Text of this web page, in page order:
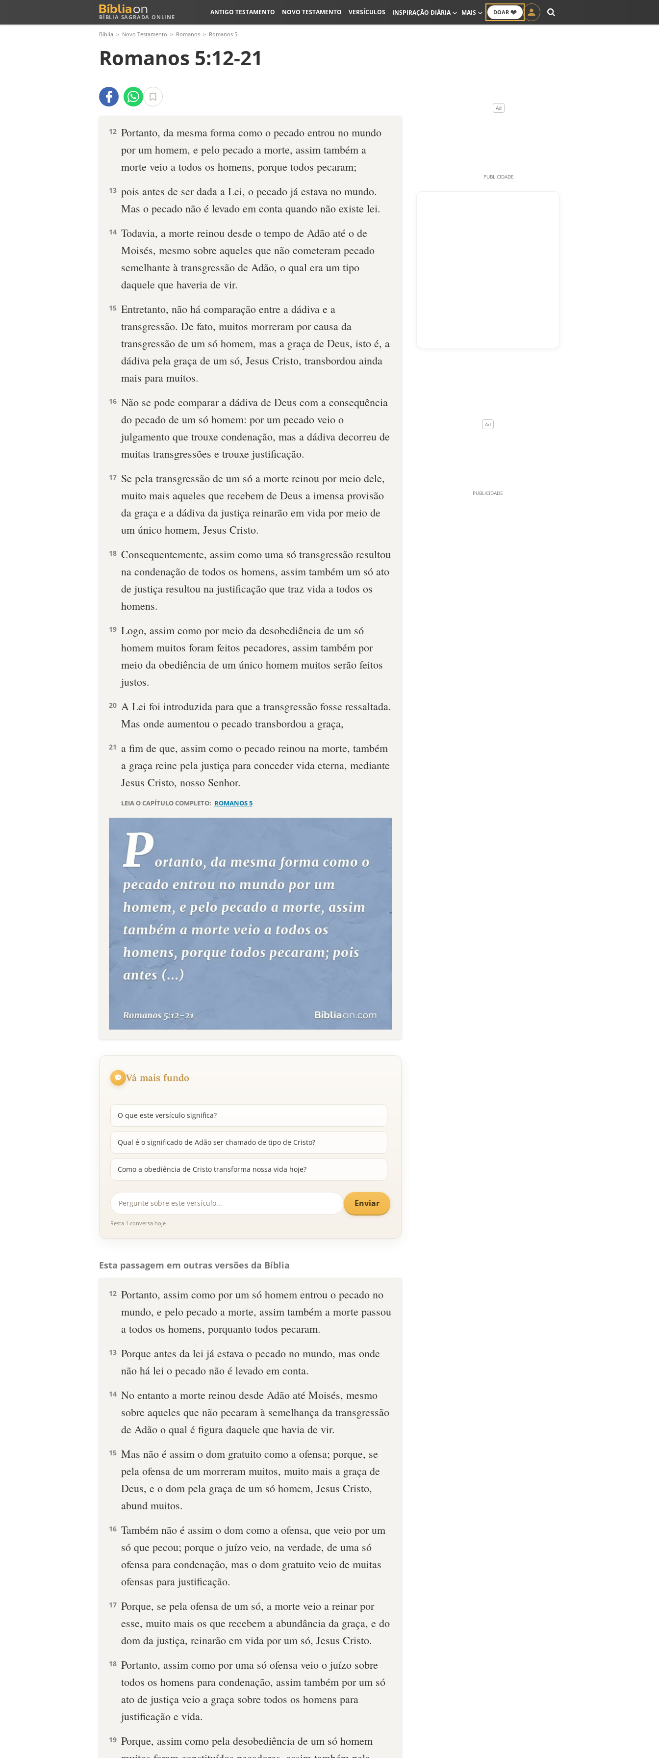
BÍBLIA SAGRADA ONLINE
DOAR ❤️
ANTIGO TESTAMENTO NOVO TESTAMENTO VERSÍCULOS INSPIRAÇÃO DIÁRIA MAIS
Bíblia Novo Testamento Romanos Romanos 5
Romanos 5:12-21
12 Portanto, da mesma forma como o pecado entrou no mundo
por um homem, e pelo pecado a morte, assim também a
morte veio a todos os homens, porque todos pecaram;
13 pois antes de ser dada a Lei, o pecado já estava no mundo.
Mas o pecado não é levado em conta quando não existe lei.
14 Todavia, a morte reinou desde o tempo de Adão até o de
Moisés, mesmo sobre aqueles que não cometeram pecado
semelhante à transgressão de Adão, o qual era um tipo
daquele que haveria de vir.
15 Entretanto, não há comparação entre a dádiva e a
transgressão. De fato, muitos morreram por causa da
transgressão de um só homem, mas a graça de Deus, isto é, a
dádiva pela graça de um só, Jesus Cristo, transbordou ainda
mais para muitos.
16 Não se pode comparar a dádiva de Deus com a consequência
do pecado de um só homem: por um pecado veio o
julgamento que trouxe condenação, mas a dádiva decorreu de
muitas transgressões e trouxe justificação.
17 Se pela transgressão de um só a morte reinou por meio dele,
muito mais aqueles que recebem de Deus a imensa provisão
da graça e a dádiva da justiça reinarão em vida por meio de
um único homem, Jesus Cristo.
18 Consequentemente, assim como uma só transgressão resultou
na condenação de todos os homens, assim também um só ato
de justiça resultou na justificação que traz vida a todos os
homens.
19 Logo, assim como por meio da desobediência de um só
homem muitos foram feitos pecadores, assim também por
meio da obediência de um único homem muitos serão feitos
justos.
20 A Lei foi introduzida para que a transgressão fosse ressaltada.
Mas onde aumentou o pecado transbordou a graça,
21 a fim de que, assim como o pecado reinou na morte, também
a graça reine pela justiça para conceder vida eterna, mediante
Jesus Cristo, nosso Senhor.
LEIA O CAPÍTULO COMPLETO: ROMANOS 5
Vá mais fundo
O que este versículo significa?
Qual é o significado de Adão ser chamado de tipo de Cristo?
Como a obediência de Cristo transforma nossa vida hoje?
Enviar
Resta 1 conversa hoje
Esta passagem em outras versões da Bíblia
12 Portanto, assim como por um só homem entrou o pecado no
mundo, e pelo pecado a morte, assim também a morte passou
a todos os homens, porquanto todos pecaram.
13 Porque antes da lei já estava o pecado no mundo, mas onde
não há lei o pecado não é levado em conta.
14 No entanto a morte reinou desde Adão até Moisés, mesmo
sobre aqueles que não pecaram à semelhança da transgressão
de Adão o qual é figura daquele que havia de vir.
15 Mas não é assim o dom gratuito como a ofensa; porque, se
pela ofensa de um morreram muitos, muito mais a graça de
Deus, e o dom pela graça de um só homem, Jesus Cristo,
abund muitos.
16 Também não é assim o dom como a ofensa, que veio por um
só que pecou; porque o juízo veio, na verdade, de uma só
ofensa para condenação, mas o dom gratuito veio de muitas
ofensas para justificação.
17 Porque, se pela ofensa de um só, a morte veio a reinar por
esse, muito mais os que recebem a abundância da graça, e do
dom da justiça, reinarão em vida por um só, Jesus Cristo.
18 Portanto, assim como por uma só ofensa veio o juízo sobre
todos os homens para condenação, assim também por um só
ato de justiça veio a graça sobre todos os homens para
justificação e vida.
19 Porque, assim como pela desobediência de um só homem